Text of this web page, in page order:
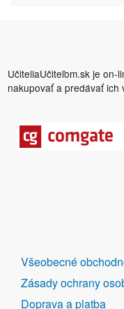
UčiteliaUčiteľom.sk je on-
nakupovať a predávať ich
DALŠÍ
ODKAZY
Všeobecné
Zásady ochrany
Doprava a platba